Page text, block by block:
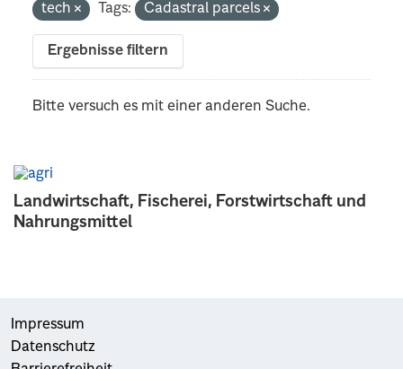
Landwirtschaft, Fischerei, Forstwirtschaft und
Nahrungsmittel
tech
Tags: Cadastral parcels
Ergebnisse filtern
Bitte versuch es mit einer anderen Suche.
Impressum
Datenschutz